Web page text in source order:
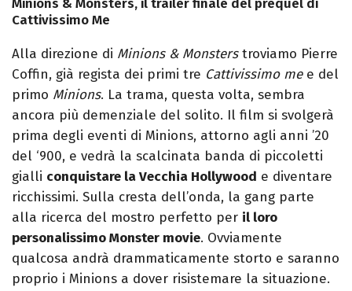
Minions & Monsters, il trailer finale del prequel di
Cattivissimo Me
Alla direzione di Minions & Monsterstroviamo Pierre
Coffin, già regista dei primi tre Cattivissimo mee del
primo Minions. La trama, questa volta, sembra
ancora più demenziale del solito. Il film si svolgerà
prima degli eventi di Minions, attorno agli anni ’20
del ‘900, e vedrà la scalcinata banda di piccoletti
gialli conquistare la Vecchia Hollywood e diventare
ricchissimi. Sulla cresta dell’onda, la gang parte
alla ricerca del mostro perfetto per il loro
personalissimo Monster movie. Ovviamente
qualcosa andrà drammaticamente storto e saranno
proprio i Minions a dover risistemare la situazione.